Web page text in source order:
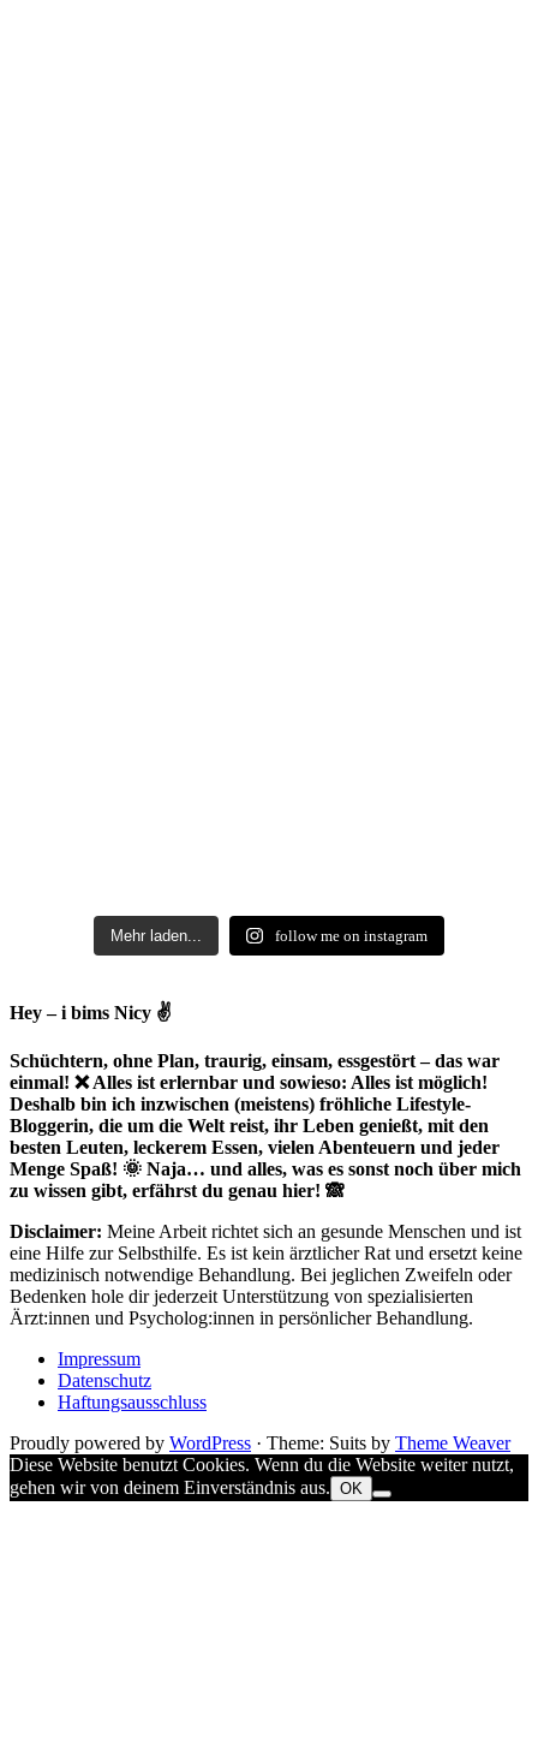
Mehr laden... follow me on instagram
Hey – i bims Nicy ✌
Schüchtern, ohne Plan, traurig, einsam, essgestört – das war
einmal! ❌ Alles ist erlernbar und sowieso: Alles ist möglich!
Deshalb bin ich inzwischen (meistens) fröhliche Lifestyle-
Bloggerin, die um die Welt reist, ihr Leben genießt, mit den
besten Leuten, leckerem Essen, vielen Abenteuern und jeder
Menge Spaß! 🌞 Naja… und alles, was es sonst noch über mich
zu wissen gibt, erfährst du genau hier! 🙈
Disclaimer: Meine Arbeit richtet sich an gesunde Menschen und ist
eine Hilfe zur Selbsthilfe. Es ist kein ärztlicher Rat und ersetzt keine
medizinisch notwendige Behandlung. Bei jeglichen Zweifeln oder
Bedenken hole dir jederzeit Unterstützung von spezialisierten
Ärzt:innen und Psycholog:innen in persönlicher Behandlung.
Impressum
Datenschutz
Haftungsausschluss
Proudly powered by WordPress · Theme: Suits by Theme Weaver
Diese Website benutzt Cookies. Wenn du die Website weiter nutzt,
gehen wir von deinem Einverständnis aus. OK